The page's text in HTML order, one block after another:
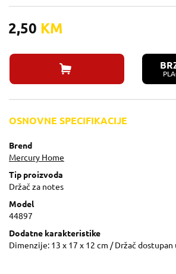
2,50 KM
OSNOVNE SPECIFIKACIJE
Brend
Mercury Home
Tip proizvoda
Držač za notes
Model
44897
Dodatne karakteristike
Dimenzije: 13 x 17 x 12 cm / Držač dostupan